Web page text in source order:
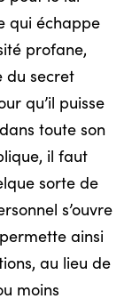
qui échappe
profane,
du secret
qu’il puisse
toute son
il faut
sorte de
s’ouvre
ainsi
au lieu de
moins